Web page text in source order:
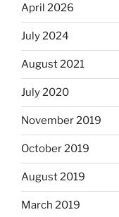
April 2026
July 2024
August 2021
July 2020
November 2019
October 2019
August 2019
March 2019